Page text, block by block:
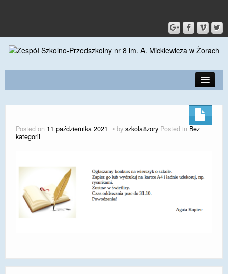
KONTAKT
DLA PRACOWNIKÓW
GALERIA
Posted on 11 października 2021 by szkola8zory Posted in Bez
kategorii